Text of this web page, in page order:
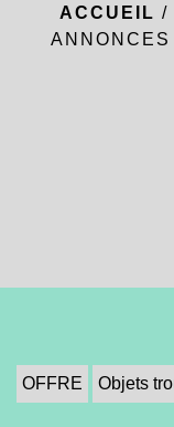
ACCUEIL /
ANNONCES
OFFRE Objets